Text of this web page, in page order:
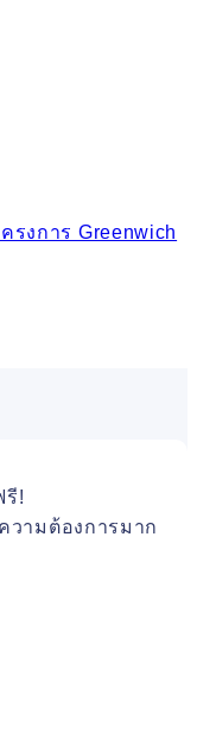
งการ Greenwich
รี!
วามต้องการมาก